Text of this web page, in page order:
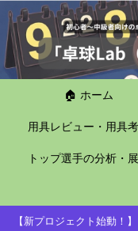
🏠 ホーム
用具レビュー・用具
トップ選手の分析・
【新プロジェクト始動！